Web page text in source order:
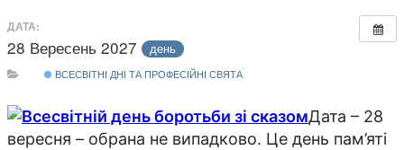
ДАТА:
28 Вересень 2027 день
ВСЕСВІТНІ ДНІ ТА ПРОФЕСІЙНІ СВЯТА
Дата – 28
вересня – обрана не випадково. Це день пам’яті